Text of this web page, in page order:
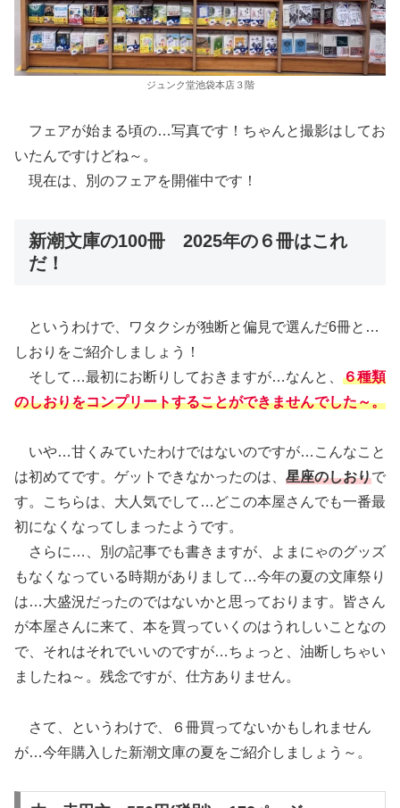
ジュンク堂池袋本店３階
フェアが始まる頃の…写真です！ちゃんと撮影はしてお
いたんですけどね～。
現在は、別のフェアを開催中です！
新潮文庫の100冊 2025年の６冊はこれ
だ！
というわけで、ワタクシが独断と偏見で選んだ6冊と…
しおりをご紹介しましょう！
そして…最初にお断りしておきますが…なんと、 ６種類
のしおりをコンプリートすることができませんでした～。
いや…甘くみていたわけではないのですが…こんなこと
は初めてです。ゲットできなかったのは、 星座のしおりで
す。こちらは、大人気でして…どこの本屋さんでも一番最
初になくなってしまったようです。
さらに…、別の記事でも書きますが、よまにゃのグッズ
もなくなっている時期がありまして…今年の夏の文庫祭り
は…大盛況だったのではないかと思っております。皆さん
が本屋さんに来て、本を買っていくのはうれしいことなの
で、それはそれでいいのですが…ちょっと、油断しちゃい
ましたね～。残念ですが、仕方ありません。
さて、というわけで、６冊買ってないかもしれません
が…今年購入した新潮文庫の夏をご紹介しましょう～。